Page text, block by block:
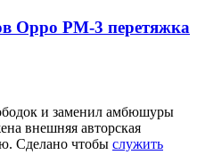
Oppo PM-3 перетяжка
и заменил амбюшуры
внешняя авторская
Сделано чтобы служить